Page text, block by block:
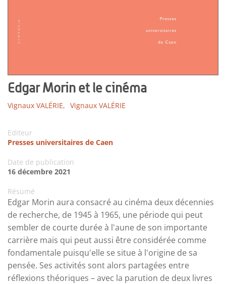
Edgar Morin et le cinéma
Vignaux VALÉRIE, Vignaux VALÉRIE
Editeur
Presses universitaires de Caen
Date de publication
16 décembre 2021
Résumé
Edgar Morin aura consacré au cinéma deux décennies
de recherche, de 1945 à 1965, une période qui peut
sembler de courte durée à l'aune de son importante
carrière mais qui peut aussi être considérée comme
fondamentale puisqu'elle se situe à l'origine de sa
pensée. Ses activités sont alors partagées entre
réflexions théoriques – avec la parution de deux livres